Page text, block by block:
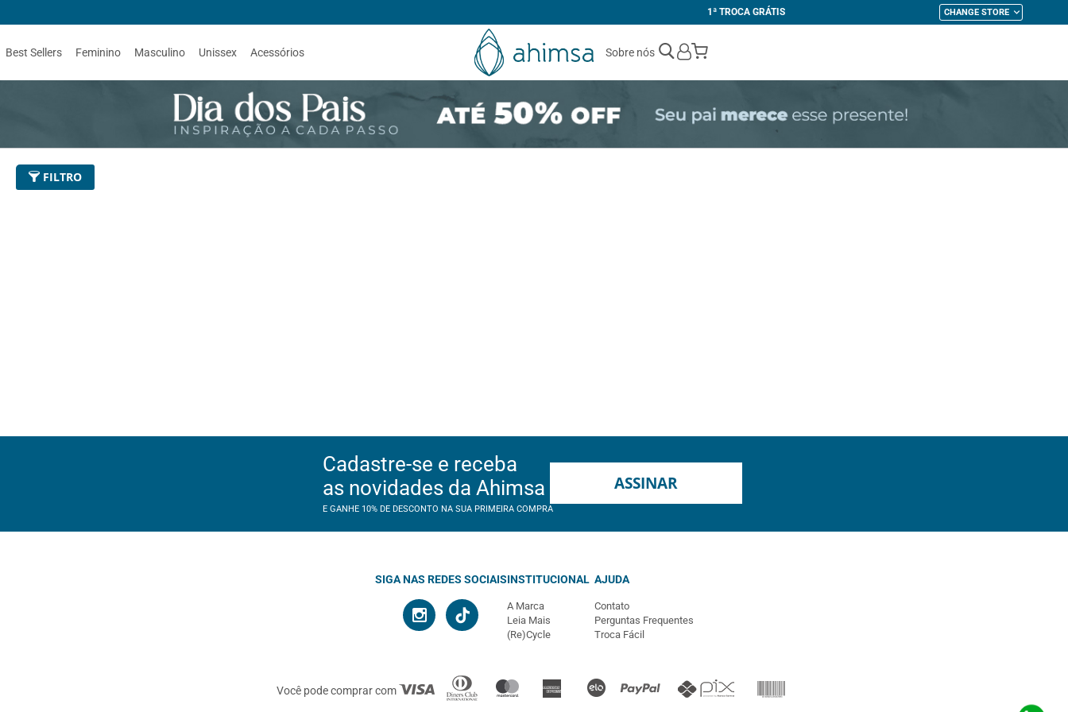
CHANGE STORE
Best Sellers Feminino Masculino Unissex Acessórios Sobre nós
My Cart
FILTRO
Cadastre-se e receba
as novidades da Ahimsa
E GANHE 10% DE DESCONTO NA SUA PRIMEIRA COMPRA
ASSINAR
SIGA NAS REDES SOCIAISINSTITUCIONAL
A Marca
Leia Mais
(Re)Cycle
AJUDA
Contato
Perguntas Frequentes
Troca Fácil
Você pode comprar com